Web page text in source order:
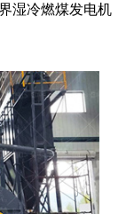
湿冷燃煤发电机